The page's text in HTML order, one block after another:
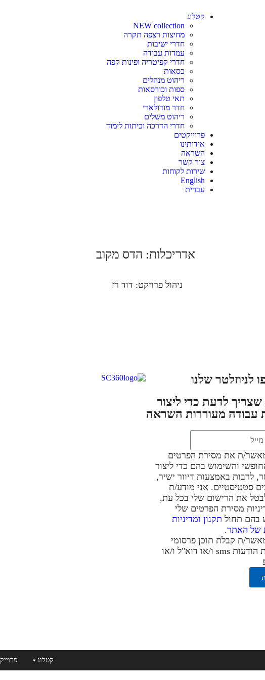
קטלוג
NEW collection
מחיצות רצפה תקרה
חדרי ישיבות
עמדות עבודה
חדרי קפיטריה ופינות קפה
כסאות
ריהוט מנהלים
ספות וכורסאות
תאי טלפון
חדר מודולארי
ריהוט משלים
חדרי הדרכה וכיתות לימוד
פרוייקטים
אודותינו
השראה
צור קשר
שירות לקוחות
English
עברית
אדריכלות: הדס מקוב
ניהול פרויקט: דוד רז
לניוזלטר שלנו
לדעת כדי ליצור
עבודה מעוררות השראה
ת את מסירת הפרטים
והשימוש בהם כדי ליצור
לרבות באמצעות דיוור ישיר,
סטטיסטיים. אני מודע/ת
את הרישום שלי בכל עת,
מסירת הפרטים שלי
בהם תחול תקנון ומדיניות
של האתר.
ת קבלת תוכן פרסומי
באמצעות הודעות sms ו/או דוא"ל ו/או
קטלוג